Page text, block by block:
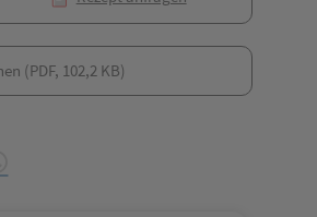
(PDF, 102,2 KB)